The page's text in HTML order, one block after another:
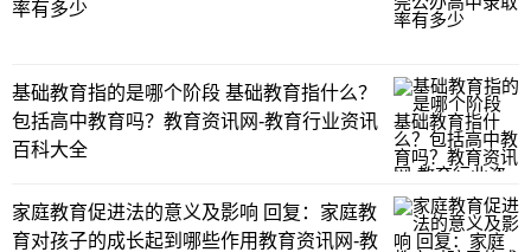
率有多少
基础教育指的是哪个阶段 基础教育指什么？
包括高中教育吗？教育资讯网-教育行业资讯
百科大全
家庭教育促进法的意义及影响 回复：家庭教
育对孩子的成长起到哪些作用教育资讯网-教